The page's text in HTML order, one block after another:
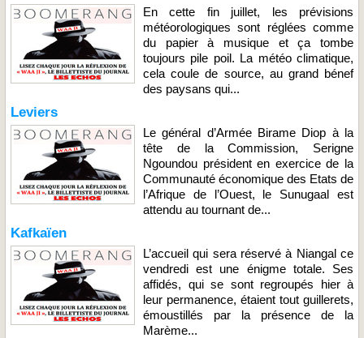
En cette fin juillet, les prévisions
météorologiques sont réglées comme
du papier à musique et ça tombe
toujours pile poil. La météo climatique,
cela coule de source, au grand bénef
des paysans qui...
Leviers
Le général d’Armée Birame Diop à la
tête de la Commission, Serigne
Ngoundou président en exercice de la
Communauté économique des Etats de
l’Afrique de l’Ouest, le Sunugaal est
attendu au tournant de...
Kafkaïen
L’accueil qui sera réservé à Niangal ce
vendredi est une énigme totale. Ses
affidés, qui se sont regroupés hier à
leur permanence, étaient tout guillerets,
émoustillés par la présence de la
Marème...